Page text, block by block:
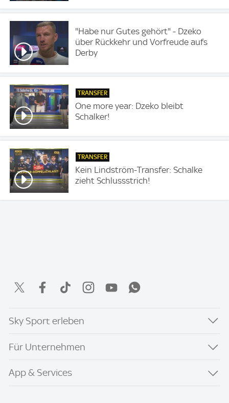
"Habe nur Gutes gehört" - Dzeko
über Rückkehr und Vorfreude aufs
Derby
TRANSFER
One more year: Dzeko bleibt
Schalker!
TRANSFER
Kein Lindström-Transfer: Schalke
zieht Schlussstrich!
Sky Sport erleben
Für Unternehmen
App & Services